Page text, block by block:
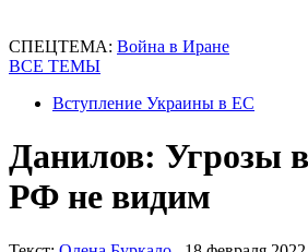
СПЕЦТЕМА: Война в Иране
ВСЕ ТЕМЫ
Вступление Украины в ЕС
Данилов: Угрозы
РФ не видим